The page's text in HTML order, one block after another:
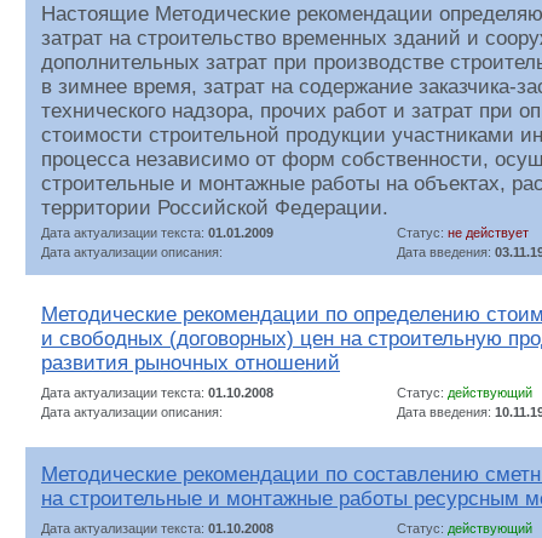
Настоящие Методические рекомендации
затрат на строительство временных зданий и
дополнительных затрат при производстве
в зимнее время, затрат на содержание заказчика-
технического надзора, прочих работ и затрат при
стоимости строительной продукции участниками
процесса независимо от форм собственности,
строительные и монтажные работы на объектах,
территории Российской Федерации.
Дата актуализации текста: 01.01.2009 Статус: не действует
Дата актуализации описания:
Дата введения:
Методические рекомендации по определению
и свободных (договорных) цен на строительную
развития рыночных отношений
Дата актуализации текста: 01.10.2008 Статус: действующий
Дата актуализации описания:
Дата введения:
Методические рекомендации по составлению
на строительные и монтажные работы ресурсным
Дата актуализации текста: 01.10.2008 Статус: действующий